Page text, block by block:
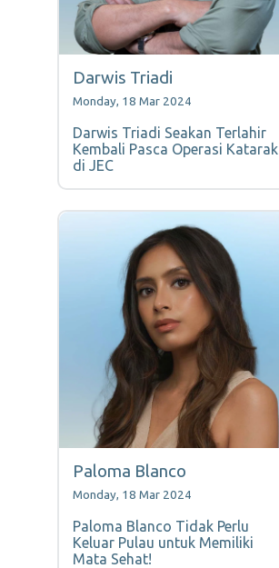
Darwis Triadi
Monday, 18 Mar 2024
Darwis Triadi Seakan Terlahir
Kembali Pasca Operasi Katarak
di JEC
Paloma Blanco
Monday, 18 Mar 2024
Paloma Blanco Tidak Perlu
Keluar Pulau untuk Memiliki
Mata Sehat!